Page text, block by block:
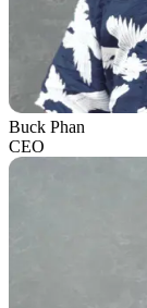
Buck Phan
CEO